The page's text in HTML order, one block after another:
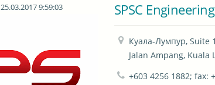
25.03.2017 9:59:03 SPSC
Куала-Лумпур, Suite
Jalan Ampang, Kuala
+603 4256 1882; fax: